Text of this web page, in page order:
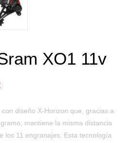
XO1 11v
diseño X-Horizon que, gracias a
mantiene la misma distancia
los 11 engranajes. Esta tecnología